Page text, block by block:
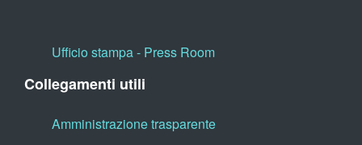
Ufficio stampa - Press Room
Collegamenti utili
Amministrazione trasparente